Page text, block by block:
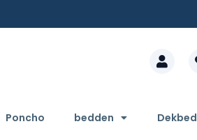
Poncho bedden Dekbed